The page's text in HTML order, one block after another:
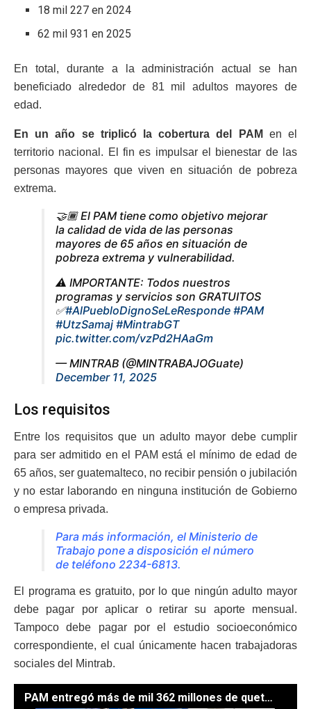
18 mil 227 en 2024
62 mil 931 en 2025
En total, durante a la administración actual se han
beneficiado alrededor de 81 mil adultos mayores de
edad.
En un año se triplicó la cobertura del PAM en el
territorio nacional. El fin es impulsar el bienestar de las
personas mayores que viven en situación de pobreza
extrema.
🤝🏾 El PAM tiene como objetivo mejorar
la calidad de vida de las personas
mayores de 65 años en situación de
pobreza extrema y vulnerabilidad.
⚠️ IMPORTANTE: Todos nuestros
programas y servicios son GRATUITOS
✅#AlPuebloDignoSeLeResponde #PAM
#UtzSamaj #MintrabGT
pic.twitter.com/vzPd2HAaGm
— MINTRAB (@MINTRABAJOGuate)
December 11, 2025
Los requisitos
Entre los requisitos que un adulto mayor debe cumplir
para ser admitido en el PAM está el mínimo de edad de
65 años, ser guatemalteco, no recibir pensión o jubilación
y no estar laborando en ninguna institución de Gobierno
o empresa privada.
Para más información, el Ministerio de
Trabajo pone a disposición el número
de teléfono 2234-6813.
El programa es gratuito, por lo que ningún adulto mayor
debe pagar por aplicar o retirar su aporte mensual.
Tampoco debe pagar por el estudio socioeconómico
correspondiente, el cual únicamente hacen trabajadoras
sociales del Mintrab.
PAM entregó más de mil 362 millones de quetzales a adultos mayores en 2025. / Foto: Mintrab.